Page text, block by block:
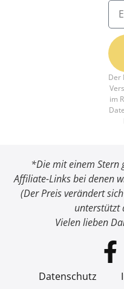
Der
im
*Die mit einem Stern
Affiliate-Links bei denen
(Der Preis verändert
unterstützt
Vielen lieben
Datenschutz